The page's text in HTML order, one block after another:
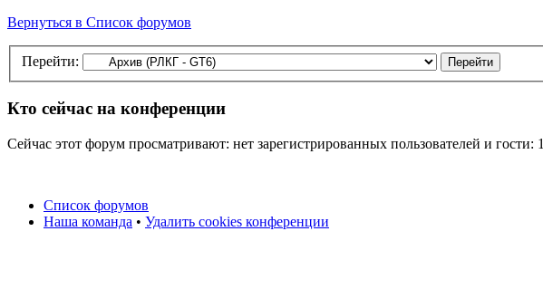
Вернуться в Список форумов
Перейти:
Кто сейчас на конференции
Сейчас этот форум просматривают: нет зарегистрированных пользователей и гости: 1
Список форумов
Наша команда • Удалить cookies конференции